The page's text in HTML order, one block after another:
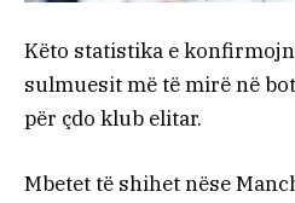
Këto statistika e
sulmuesit më të mirë në
për çdo klub elitar.
Mbetet të shihet nëse